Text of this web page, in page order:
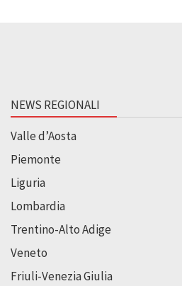
NEWS REGIONALI
Valle d’Aosta
Piemonte
Liguria
Lombardia
Trentino-Alto Adige
Veneto
Friuli-Venezia Giulia